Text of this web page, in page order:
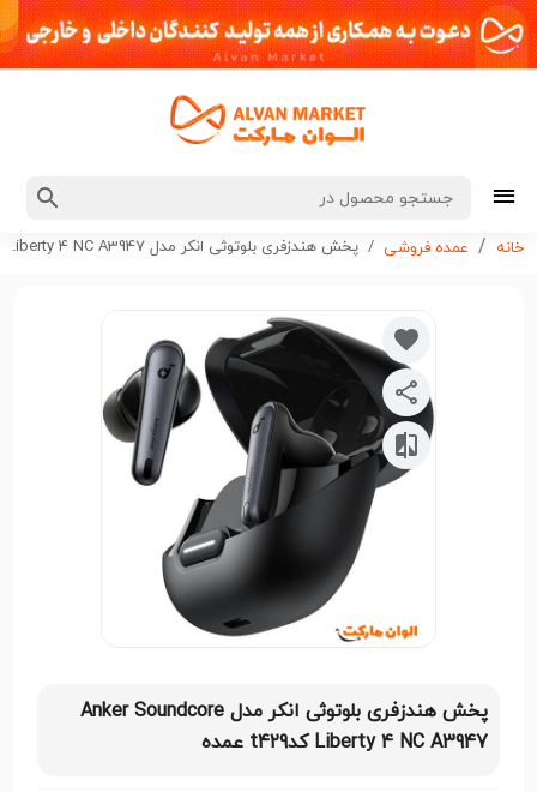
خانه عمده فروشی پخش هندزفری بلوتوثی انکر مدل Anker Soundcore Liberty 4 NC A3947 کدt429 عمده
پخش هندزفری بلوتوثی انکر مدل Anker Soundcore
Liberty 4 NC A3947 کدt429 عمده